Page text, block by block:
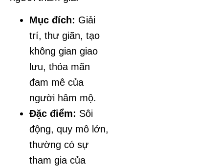
Mục đích: Giải
trí, thư giãn, tạo
không gian giao
lưu, thỏa mãn
đam mê của
người hâm mộ.
Đặc điểm: Sôi
động, quy mô lớn,
thường có sự
tham gia của